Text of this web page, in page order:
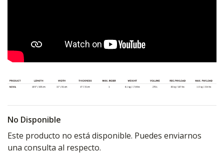
No Disponible
Este producto no está disponible. Puedes enviarnos
una consulta al respecto.